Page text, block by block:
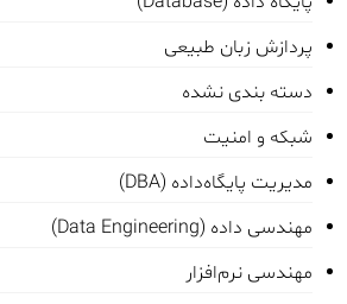
پردازش زبان طبیعی
دسته بندی نشده
شبکه و امنیت
مدیریت پایگاه‌داده (DBA)
مهندسی داده (Data Engineering)
مهندسی نرم‌افزار